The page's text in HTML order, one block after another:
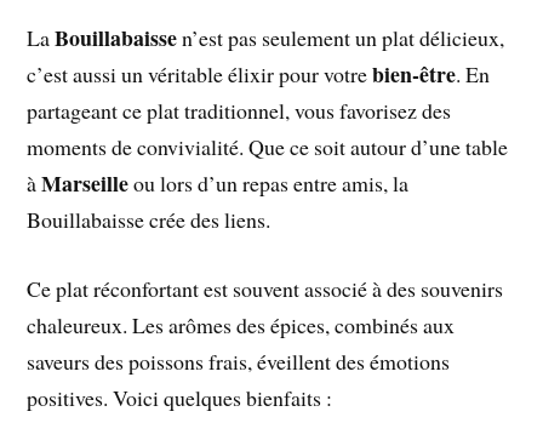
LaBouillabaissen’est pas seulement un plat délicieux,
c’est aussi un véritable élixir pour votrebien-être. En
partageant ce plat traditionnel, vous favorisez des
moments de convivialité. Que ce soit autour d’une table
àMarseilleou lors d’un repas entre amis, la
Bouillabaisse crée des liens.
Ce plat réconfortant est souvent associé à des souvenirs
chaleureux. Les arômes des épices, combinés aux
saveurs des poissons frais, éveillent des émotions
positives. Voici quelques bienfaits :